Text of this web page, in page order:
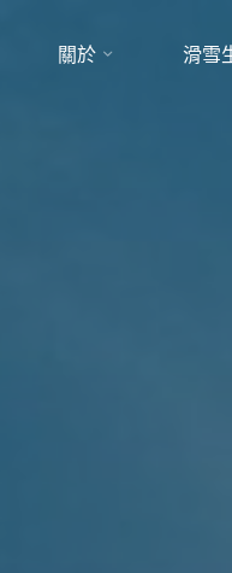
關於 滑雪